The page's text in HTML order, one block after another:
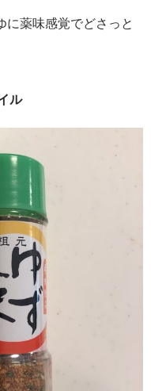
に薬味感覚でどさっと
ル